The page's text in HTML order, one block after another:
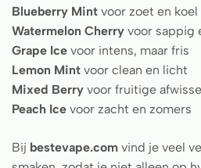
Blueberry Mint voor zoet en koel
Watermelon Cherry voor sappig
Grape Ice voor intens, maar fris
Lemon Mint voor clean en licht
Mixed Berry voor fruitige
Peach Ice voor zacht en zomers
Bij bestevape.com vind je veel